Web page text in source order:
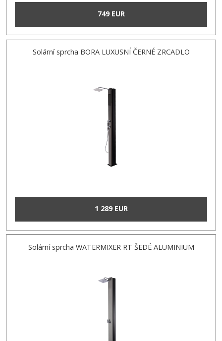
749 EUR
Solární sprcha BORA LUXUSNÍ ČERNÉ ZRCADLO
1 289 EUR
Solární sprcha WATERMIXER RT ŠEDÉ ALUMINIUM